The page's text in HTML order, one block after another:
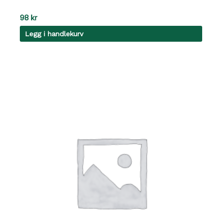
98 kr
Legg i handlekurv